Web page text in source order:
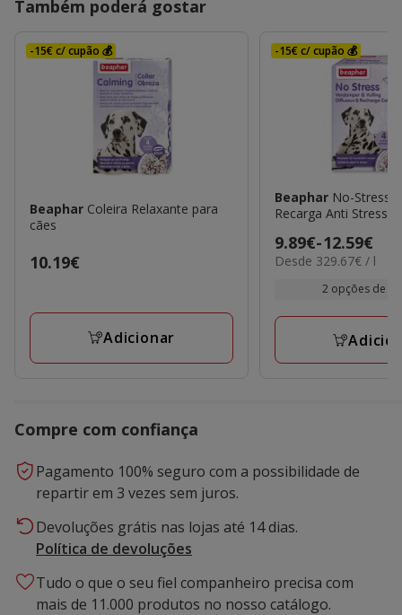
Também poderá gostar
-15€ c/ cupão 💰
Beaphar Coleira Relaxante para
cães
Preço
10.19€
Adicionar
-15€ c/ cupão 💰
Beaphar No-Stress
Recarga Anti Stress
Preço
de
12.59€
9.89€-12.59€
329.67€
Desde 329.67€ / l
2 opções de
Compre com confiança
Pagamento 100% seguro com a possibilidade de
repartir em 3 vezes sem juros.
Devoluções grátis nas lojas até 14 dias.
Política de devoluções
Tudo o que o seu fiel companheiro precisa com
mais de 11.000 produtos no nosso catálogo.